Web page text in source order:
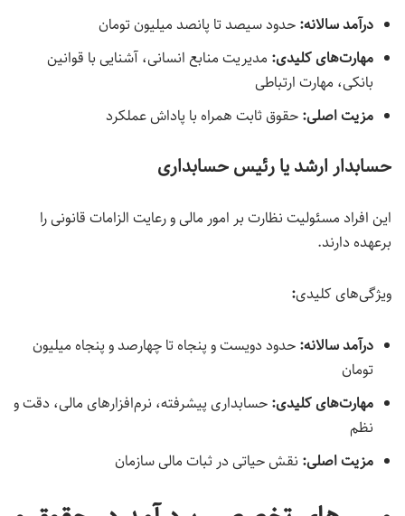
درآمد سالانه: حدود سیصد تا پانصد میلیون تومان
مهارت‌های کلیدی: مدیریت منابع انسانی، آشنایی با قوانین
بانکی، مهارت ارتباطی
مزیت اصلی: حقوق ثابت همراه با پاداش عملکرد
حسابدار ارشد یا رئیس حسابداری
این افراد مسئولیت نظارت بر امور مالی و رعایت الزامات قانونی را
برعهده دارند.
ویژگی‌های کلیدی:
درآمد سالانه: حدود دویست و پنجاه تا چهارصد و پنجاه میلیون
تومان
مهارت‌های کلیدی: حسابداری پیشرفته، نرم‌افزارهای مالی، دقت و
نظم
مزیت اصلی: نقش حیاتی در ثبات مالی سازمان